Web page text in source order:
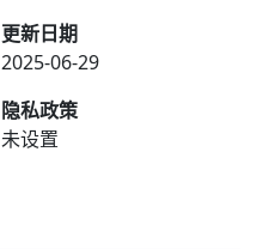
更新日期
2025-06-29
隐私政策
未设置